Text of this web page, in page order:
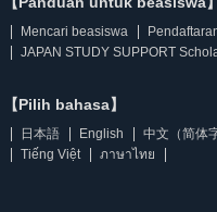
Mencari beasiswa
JAPAN STUDY SUPPORT
【Pilih bahasa】
日本語 English 中文（简体
Tiếng Việt
ภาษาไทย